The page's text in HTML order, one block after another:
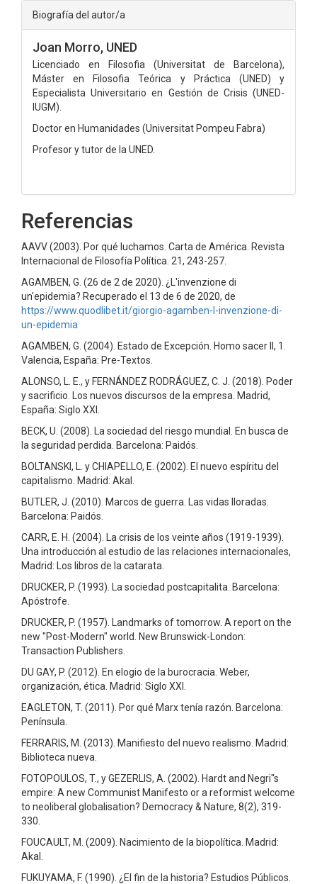
Biografía del autor/a
Joan Morro, UNED
Licenciado en Filosofia (Universitat de Barcelona),
Máster en Filosofia Teórica y Práctica (UNED) y
Especialista Universitario en Gestión de Crisis (UNED-
IUGM).
Doctor en Humanidades (Universitat Pompeu Fabra)
Profesor y tutor de la UNED.
Referencias
AAVV (2003). Por qué luchamos. Carta de América. Revista
Internacional de Filosofía Política. 21, 243-257.
AGAMBEN, G. (26 de 2 de 2020). ¿L'invenzione di
un'epidemia? Recuperado el 13 de 6 de 2020, de
https://www.quodlibet.it/giorgio-agamben-l-invenzione-di-
un-epidemia
AGAMBEN, G. (2004). Estado de Excepción. Homo sacer II, 1.
Valencia, España: Pre-Textos.
ALONSO, L. E., y FERNÁNDEZ RODRÁGUEZ, C. J. (2018). Poder
y sacrificio. Los nuevos discursos de la empresa. Madrid,
España: Siglo XXI.
BECK, U. (2008). La sociedad del riesgo mundial. En busca de
la seguridad perdida. Barcelona: Paidós.
BOLTANSKI, L. y CHIAPELLO, E. (2002). El nuevo espíritu del
capitalismo. Madrid: Akal.
BUTLER, J. (2010). Marcos de guerra. Las vidas lloradas.
Barcelona: Paidós.
CARR, E. H. (2004). La crisis de los veinte años (1919-1939).
Una introducción al estudio de las relaciones internacionales,
Madrid: Los libros de la catarata.
DRUCKER, P. (1993). La sociedad postcapitalita. Barcelona:
Apóstrofe.
DRUCKER, P. (1957). Landmarks of tomorrow. A report on the
new "Post-Modern" world. New Brunswick-London:
Transaction Publishers.
DU GAY, P. (2012). En elogio de la burocracia. Weber,
organización, ética. Madrid: Siglo XXI.
EAGLETON, T. (2011). Por qué Marx tenía razón. Barcelona:
Península.
FERRARIS, M. (2013). Manifiesto del nuevo realismo. Madrid:
Biblioteca nueva.
FOTOPOULOS, T., y GEZERLIS, A. (2002). Hardt and Negri"s
empire: A new Communist Manifesto or a reformist welcome
to neoliberal globalisation? Democracy & Nature, 8(2), 319-
330.
FOUCAULT, M. (2009). Nacimiento de la biopolítica. Madrid:
Akal.
FUKUYAMA, F. (1990). ¿El fin de la historia? Estudios Públicos.